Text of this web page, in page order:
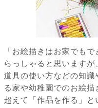
「お絵描きはお家でも
らっしゃると思います
道具の使い方などの知
る家や幼稚園でのお絵
超えて「作品を作る」と